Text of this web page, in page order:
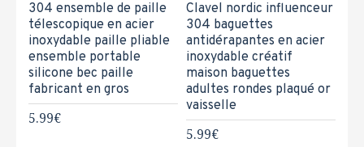
304 ensemble de paille
télescopique en acier
inoxydable paille pliable
ensemble portable
silicone bec paille
fabricant en gros
5.99€
Clavel nordic influenceur
304 baguettes
antidérapantes en acier
inoxydable créatif
maison baguettes
adultes rondes plaqué or
vaisselle
5.99€